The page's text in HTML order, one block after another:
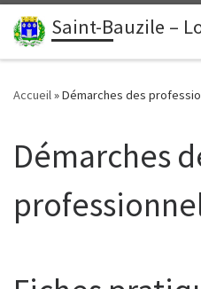
principal
Passer au contenu
Saint-Bauzile –
Accueil»Démarches des
Démarches